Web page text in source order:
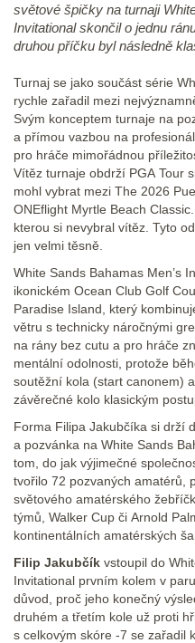
světové špičky na turnaji
Invitational skončil o jednu
druhou příčku byl následně
Turnaj se jako součást série
rychle zařadil mezi
Svým konceptem turnaje na
a přímou vazbou na
pro hráče mimořádnou
Vítěz turnaje obdrží PGA Tour
mohl vybrat mezi The 2026
ONEflight Myrtle Beach
kterou si nevybral vítěz. Tyto
jen velmi těsně.
White Sands Bahamas Men’s
ikonickém Ocean Club Golf
Paradise Island, který
větru s technicky náročnými
na rány bez cutu a pro hráče
mentální odolnosti, protože
soutěžní kola (start canonem)
závěrečné kolo klasickým
Forma Filipa Jakubčíka si drží
a pozvánka na White Sands
tom, do jak výjimečné
tvořilo 72 pozvaných amatérů,
světového amatérského
týmů, Walker Cup či Arnold
kontinentálních amatérských
Filip Jakubčík vstoupil do
Invitational prvním kolem v
důvod, proč jeho konečný
druhém a třetím kole už proti
s celkovým skóre -7 se zařadil